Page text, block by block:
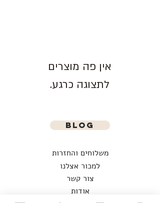
לתצוגה כרגע.
blog
משלוחים והחזרות
למכור אצלנו
צור קשר
אודות